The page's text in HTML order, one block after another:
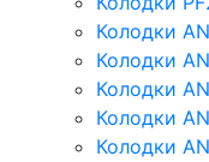
Колодки
Колодки
Колодки
Колодки
Колодки